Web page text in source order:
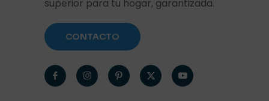
superior para tu hogar, garantizada.
CONTACTO